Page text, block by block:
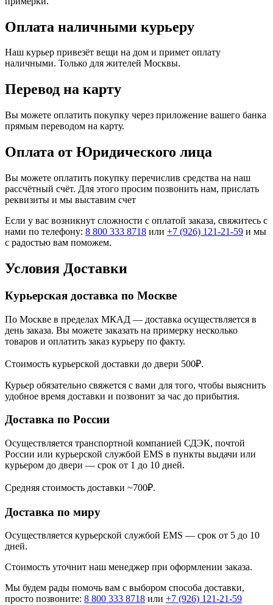
Оплата наличными курьеру
Наш курьер привезёт вещи на дом и примет оплату
наличными. Только для жителей Москвы.
Перевод на карту
Вы можете оплатить покупку через приложение вашего банка
прямым переводом на карту.
Оплата от Юридического лица
Вы можете оплатить покупку перечислив средства на наш
рассчётный счёт. Для этого просим позвонить нам, прислать
реквизиты и мы выставим счет
Если у вас возникнут сложности с оплатой заказа, свяжитесь с
нами по телефону: 8 800 333 8718 или +7 (926) 121-21-59 и мы
с радостью вам поможем.
Условия Доставки
Курьерская доставка по Москве
По Москве в пределах МКАД — доставка осуществляется в
день заказа. Вы можете заказать на примерку несколько
товаров и оплатить заказ курьеру по факту.
Стоимость курьерской доставки до двери 500₽.
Курьер обязательно свяжется с вами для того, чтобы выяснить
удобное время доставки и позвонит за час до прибытия.
Доставка по России
Осуществляется транспортной компанией СДЭК, почтой
России или курьерской службой EMS в пункты выдачи или
курьером до двери — срок от 1 до 10 дней.
Средняя стоимость доставки ~700₽.
Доставка по миру
Осуществляется курьерской службой EMS — срок от 5 до 10
дней.
Стоимость уточнит наш менеджер при оформлении заказа.
Мы будем рады помочь вам с выбором способа доставки,
просто позвоните: 8 800 333 8718 или +7 (926) 121-21-59